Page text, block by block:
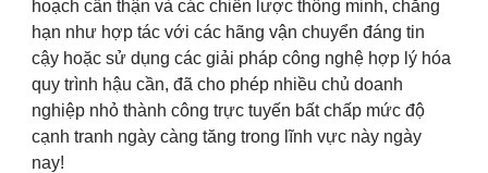
hoạch cẩn thận và các chiến lược thông minh, chẳng
hạn như hợp tác với các hãng vận chuyển đáng tin
cậy hoặc sử dụng các giải pháp công nghệ hợp lý hóa
quy trình hậu cần, đã cho phép nhiều chủ doanh
nghiệp nhỏ thành công trực tuyến bất chấp mức độ
cạnh tranh ngày càng tăng trong lĩnh vực này ngày
nay!